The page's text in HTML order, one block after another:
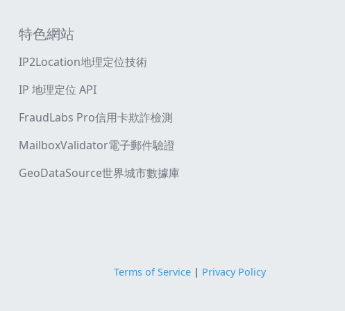
特色網站
IP2Location地理定位技術
IP 地理定位 API
FraudLabs Pro信用卡欺詐檢測
MailboxValidator電子郵件驗證
GeoDataSource世界城市數據庫
Terms of Service | Privacy Policy